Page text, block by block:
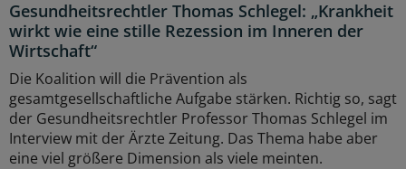
Gesundheitsrechtler Thomas Schlegel: „Krankheit
wirkt wie eine stille Rezession im Inneren der
Wirtschaft“
Die Koalition will die Prävention als
gesamtgesellschaftliche Aufgabe stärken. Richtig so, sagt
der Gesundheitsrechtler Professor Thomas Schlegel im
Interview mit der Ärzte Zeitung. Das Thema habe aber
eine viel größere Dimension als viele meinten.